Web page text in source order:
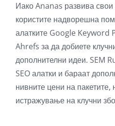
Иако Ananas развива
користите надворешна
алатките Google Keyword
Ahrefs за да добиете
дополнителни идеи. SEM
SEO алатки и бараат
нивните цени на пакетите,
истражување на клучни